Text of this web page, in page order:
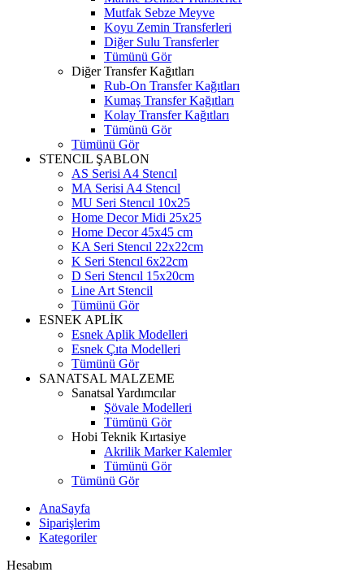
Mutfak Sebze Meyve
Koyu Zemin Transferleri
Diğer Sulu Transferler
Tümünü Gör
Diğer Transfer Kağıtları
Rub-On Transfer Kağıtları
Kumaş Transfer Kağıtları
Kolay Transfer Kağıtları
Tümünü Gör
Tümünü Gör
STENCIL ŞABLON
AS Serisi A4 Stencıl
MA Serisi A4 Stencıl
MU Seri Stencıl 10x25
Home Decor Midi 25x25
Home Decor 45x45 cm
KA Seri Stencıl 22x22cm
K Seri Stencıl 6x22cm
D Seri Stencıl 15x20cm
Line Art Stencil
Tümünü Gör
ESNEK APLİK
Esnek Aplik Modelleri
Esnek Çıta Modelleri
Tümünü Gör
SANATSAL MALZEME
Sanatsal Yardımcılar
Şövale Modelleri
Tümünü Gör
Hobi Teknik Kırtasiye
Akrilik Marker Kalemler
Tümünü Gör
Tümünü Gör
AnaSayfa
Siparişlerim
Kategoriler
Hesabım